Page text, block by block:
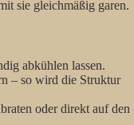
sie gleichmäßig garen.
abkühlen lassen.
– so wird die Struktur
oder direkt auf den